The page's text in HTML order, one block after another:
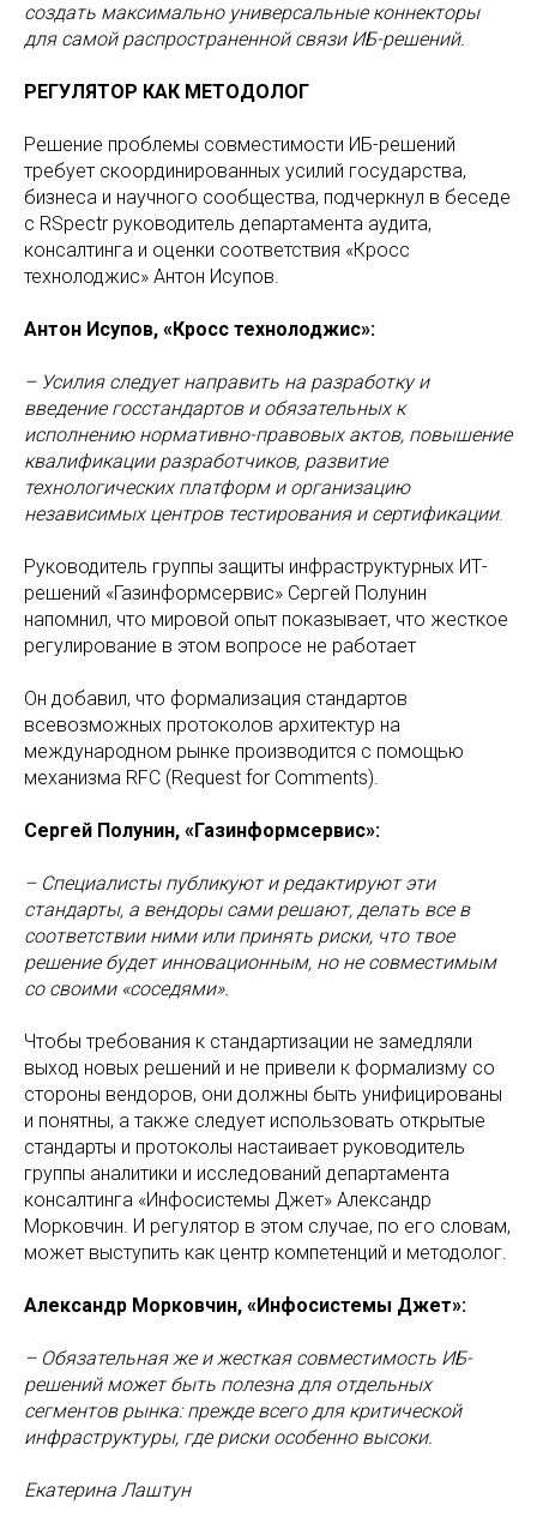
создать максимально универсальные коннекторы
для самой распространенной связи ИБ-решений.
РЕГУЛЯТОР КАК МЕТОДОЛОГ
Решение проблемы совместимости ИБ-решений
требует скоординированных усилий государства,
бизнеса и научного сообщества, подчеркнул в беседе
с RSpectr руководитель департамента аудита,
консалтинга и оценки соответствия «Кросс
технолоджис» Антон Исупов.
Антон Исупов, «Кросс технолоджис»:
– Усилия следует направить на разработку и
введение госстандартов и обязательных к
исполнению нормативно-правовых актов, повышение
квалификации разработчиков, развитие
технологических платформ и организацию
независимых центров тестирования и сертификации.
Руководитель группы защиты инфраструктурных ИТ-
решений «Газинформсервис» Сергей Полунин
напомнил, что мировой опыт показывает, что жесткое
регулирование в этом вопросе не работает
Он добавил, что формализация стандартов
всевозможных протоколов архитектур на
международном рынке производится с помощью
механизма RFC (Request for Comments).
Сергей Полунин, «Газинформсервис»:
– Специалисты публикуют и редактируют эти
стандарты, а вендоры сами решают, делать все в
соответствии ними или принять риски, что твое
решение будет инновационным, но не совместимым
со своими «соседями».
Чтобы требования к стандартизации не замедляли
выход новых решений и не привели к формализму со
стороны вендоров, они должны быть унифицированы
и понятны, а также следует использовать открытые
стандарты и протоколы настаивает руководитель
группы аналитики и исследований департамента
консалтинга «Инфосистемы Джет» Александр
Морковчин. И регулятор в этом случае, по его словам,
может выступить как центр компетенций и методолог.
Александр Морковчин, «Инфосистемы Джет»:
– Обязательная же и жесткая совместимость ИБ-
решений может быть полезна для отдельных
сегментов рынка: прежде всего для критической
инфраструктуры, где риски особенно высоки.
Екатерина Лаштун